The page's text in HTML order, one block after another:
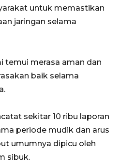
untuk memastikan
jaringan selama
temui merasa aman dan
baik selama
sekitar 10 ribu laporan
periode mudik dan arus
umumnya dipicu oleh
sibuk.